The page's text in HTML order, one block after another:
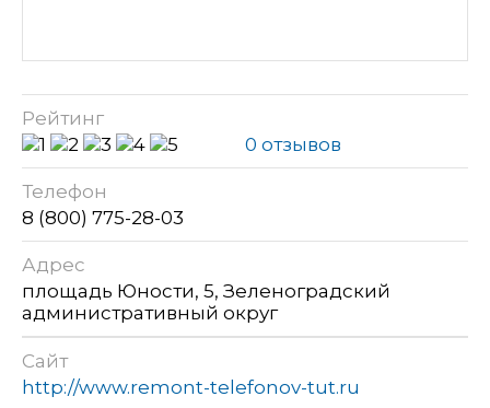
Рейтинг
0 отзывов
Телефон
8 (800) 775-28-03
Адрес
площадь Юности, 5, Зеленоградский
административный округ
Сайт
http://www.remont-telefonov-tut.ru